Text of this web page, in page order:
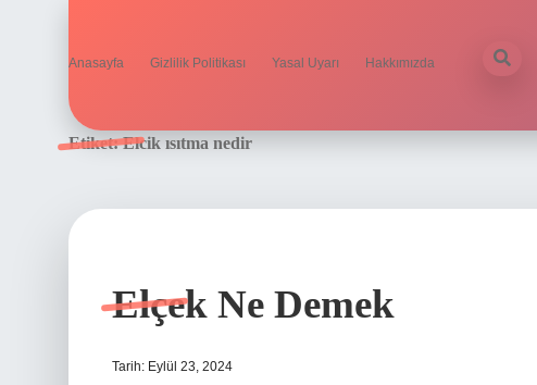
Anasayfa Gizlilik Politikası Yasal Uyarı Hakkımızda
Etiket:Elcik ısıtma nedir
Elçek Ne Demek
Tarih: Eylül 23, 2024